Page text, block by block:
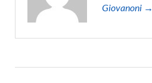
Giovanoni →